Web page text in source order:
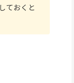
ておくと